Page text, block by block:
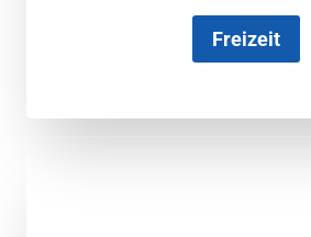
Freizeit